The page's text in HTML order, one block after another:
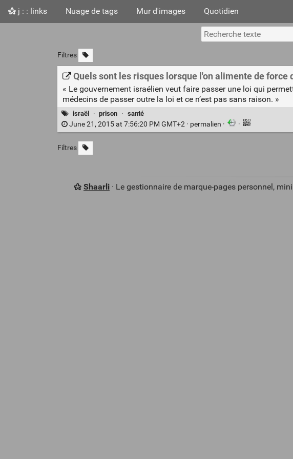
j : : links Nuage de tags Mur d'images Quotidien
Filtres
Quels sont les risques lorsque l'on alimente de
« Le gouvernement israélien veut faire passer une loi qui
médecins de passer outre la loi et ce n’est pas sans raison. »
israël · prison · santé
June 21, 2015 at 7:56:20 PM GMT+2 · permalien · ·
Filtres
Shaarli· Le gestionnaire de marque-pages personnel,